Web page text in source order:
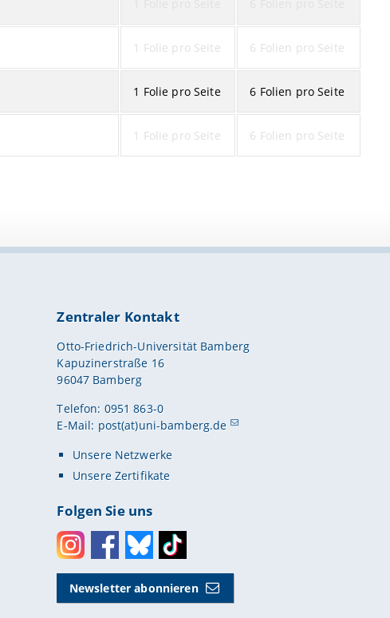
1 Folie pro Seite 6 Folien pro Seite
1 Folie pro Seite 6 Folien pro Seite
1 Folie pro Seite 6 Folien pro Seite
Zentraler Kontakt
Otto-Friedrich-Universität Bamberg
Kapuzinerstraße 16
96047 Bamberg
Telefon: 0951 863-0
E-Mail: post(at)uni-bamberg.de
Unsere Netzwerke
Unsere Zertifikate
Folgen Sie uns
InstagramFacebookBlueskyToktok
Newsletter abonnieren